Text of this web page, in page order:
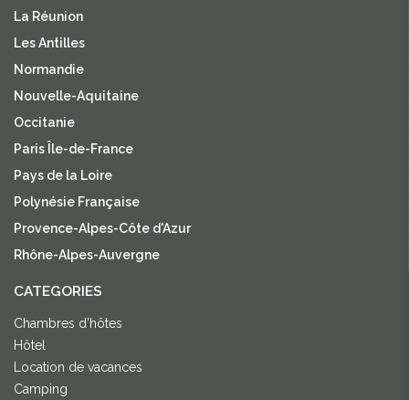
La Réunion
Les Antilles
Normandie
Nouvelle-Aquitaine
Occitanie
Paris Île-de-France
Pays de la Loire
Polynésie Française
Provence-Alpes-Côte d'Azur
Rhône-Alpes-Auvergne
CATEGORIES
Chambres d'hôtes
Hôtel
Location de vacances
Camping